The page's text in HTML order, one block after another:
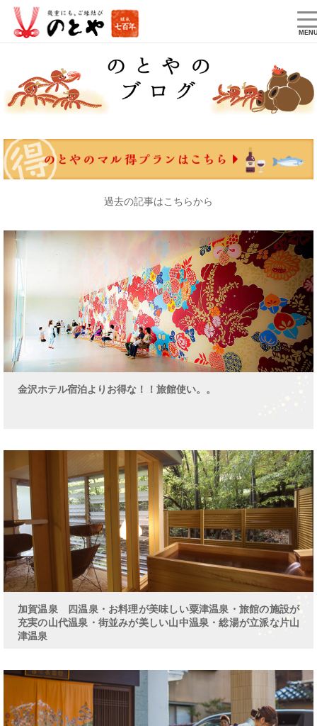
過去の記事はこちらから
金沢ホテル宿泊よりお得な！！旅館使い。。
加賀温泉 四温泉・お料理が美味しい粟津温泉・旅館の施設が
充実の山代温泉・街並みが美しい山中温泉・総湯が立派な片山
津温泉